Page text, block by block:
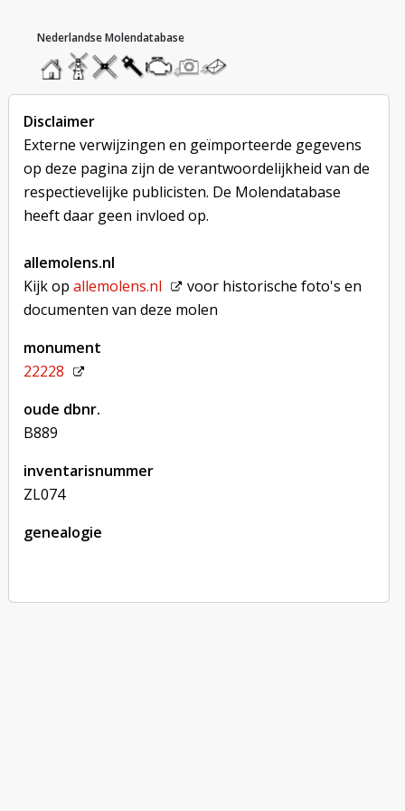
homemolendatabase
roedendatabase
assendatabase
motorendatabase
stuur
een
foto
stuur
een
bericht
Disclaimer
Externe verwijzingen en geïmporteerde gegevens
op deze pagina zijn de verantwoordelijkheid van de
respectievelijke publicisten. De Molendatabase
heeft daar geen invloed op.
allemolens.nl
Kijk op allemolens.nl
voor historische foto's en
documenten van deze molen
monument
22228
oude dbnr.
B889
inventarisnummer
ZL074
genealogie